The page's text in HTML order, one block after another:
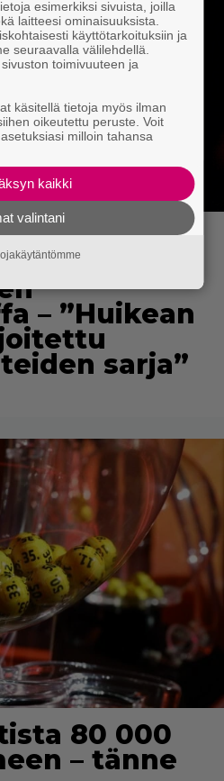
– ”Huikean
sarja”
80 000
– tänne
esimerkiksi sivuista, joilla
laitteesi ominaisuuksista.
käyttötarkoituksiin ja
seuraavalla välilehdellä.
toimivuuteen ja
käsitellä tietoja myös ilman
oikeutettu peruste. Voit
milloin tahansa
kaikki
valintani